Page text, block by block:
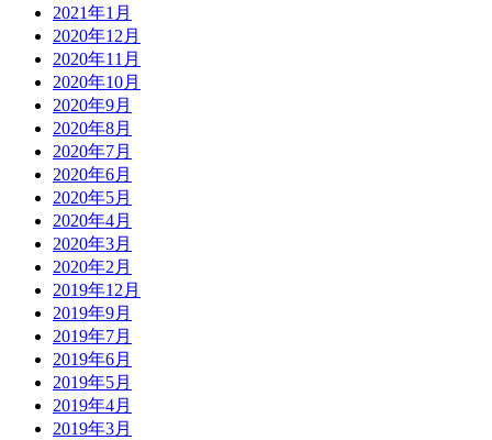
2021年1月
2020年12月
2020年11月
2020年10月
2020年9月
2020年8月
2020年7月
2020年6月
2020年5月
2020年4月
2020年3月
2020年2月
2019年12月
2019年9月
2019年7月
2019年6月
2019年5月
2019年4月
2019年3月